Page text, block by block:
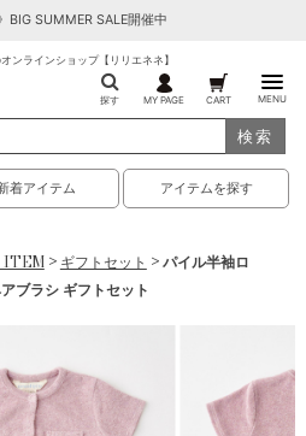
BIG SUMMER SALE開催中
ンラインショップ【リリエネネ】
探す MY PAGE CART MENU
検索
着アイテム アイテムを探す
> ギフトセット > パイル半袖ロ
ブラシ ギフトセット